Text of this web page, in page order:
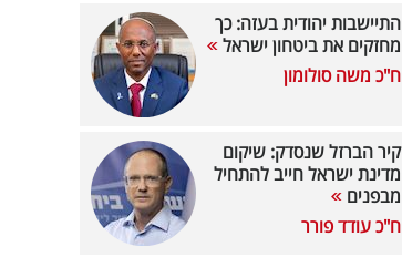
התיישבות יהודית בעזה: כך
מחזקים את ביטחון ישראל
ח"כ משה סולומון
קיר הברזל שנסדק: שיקום
מדינת ישראל חייב להתחיל
מבפנים
ח"כ עודד פורר